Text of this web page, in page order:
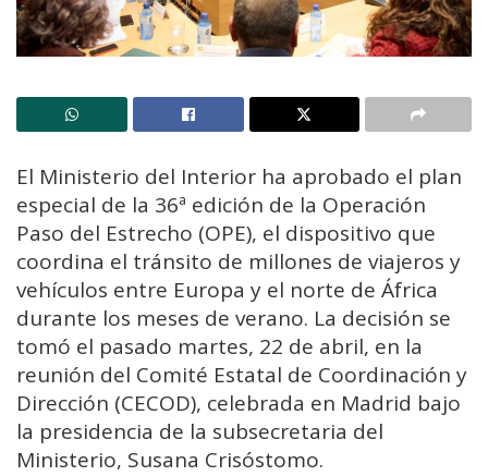
El Ministerio del Interior ha aprobado el plan
especial de la 36ª edición de la Operación
Paso del Estrecho (OPE), el dispositivo que
coordina el tránsito de millones de viajeros y
vehículos entre Europa y el norte de África
durante los meses de verano. La decisión se
tomó el pasado martes, 22 de abril, en la
reunión del Comité Estatal de Coordinación y
Dirección (CECOD), celebrada en Madrid bajo
la presidencia de la subsecretaria del
Ministerio, Susana Crisóstomo.